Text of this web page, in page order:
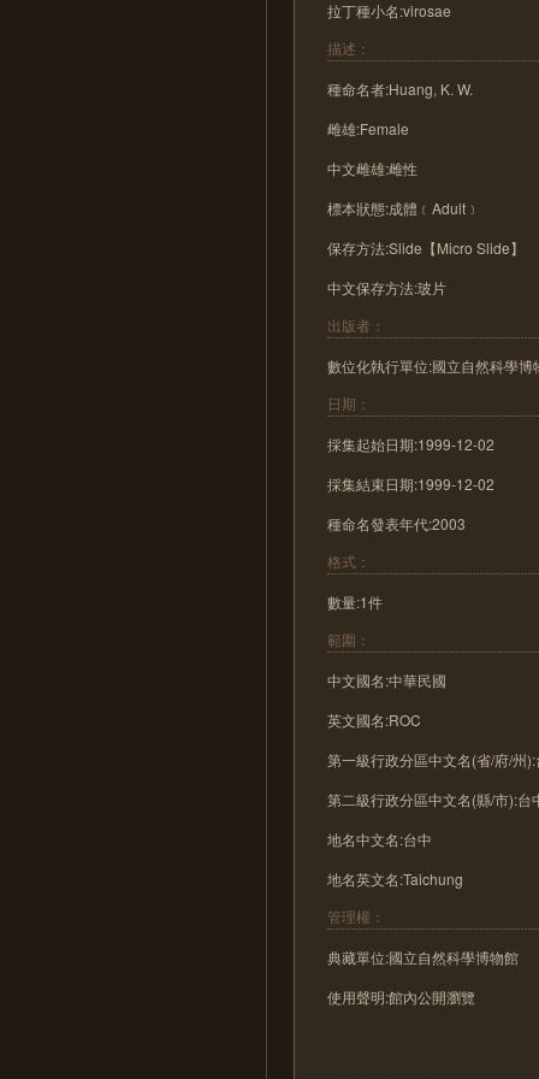
拉丁種小名:virosae
描述：
種命名者:Huang, K. W.
雌雄:Female
中文雌雄:雌性
標本狀態:成體﹝Adult﹞
保存方法:Slide【Micro Slide】
中文保存方法:玻片
出版者：
數位化執行單位:國立自然科學
日期：
採集起始日期:1999-12-02
採集結束日期:1999-12-02
種命名發表年代:2003
格式：
數量:1件
範圍：
中文國名:中華民國
英文國名:ROC
第一級行政分區中文名(省/府/州
第二級行政分區中文名(縣/市):台
地名中文名:台中
地名英文名:Taichung
管理權：
典藏單位:國立自然科學博物館
使用聲明:館內公開瀏覽